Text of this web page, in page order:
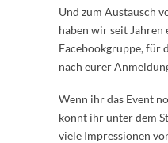
Und zum Austausch
haben wir seit Jahren
Facebookgruppe, für
nach eurer
Wenn ihr das Event
könnt ihr unter dem
viele Impressionen